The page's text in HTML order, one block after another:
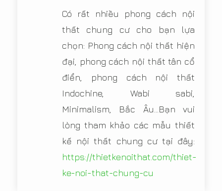
Có rất nhiều phong cách nội
thất chung cư cho bạn lựa
chọn: Phong cách nội thất hiện
đại, phong cách nội thất tân cổ
điển, phong cách nội thất
Indochine, Wabi sabi,
Minimalism, Bắc Âu...Bạn vui
lòng tham khảo các mẫu thiết
kế nội thất chung cư tại đây:
https://thietkenoithat.com/thiet-
ke-noi-that-chung-cu